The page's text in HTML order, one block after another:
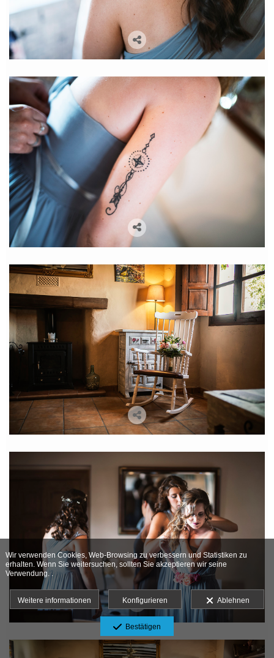
Wir verwenden Cookies, Web-Browsing zu verbessern und Statistiken zu
erhalten. Wenn Sie weitersuchen, sollten Sie akzeptieren wir seine
Verwendung. .
Weitere informationen Konfigurieren Ablehnen
Bestätigen